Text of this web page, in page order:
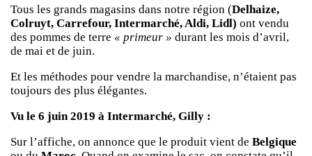
Tous les grands magasins dans notre région (Delhaize,
Colruyt, Carrefour, Intermarché, Aldi, Lidl) ont vendu
des pommes de terre « primeur » durant les mois d’avril,
de mai et de juin.
Et les méthodes pour vendre la marchandise, n’étaient pas
toujours des plus élégantes.
Vu le 6 juin 2019 à Intermarché, Gilly :
Sur l’affiche, on annonce que le produit vient de Belgique